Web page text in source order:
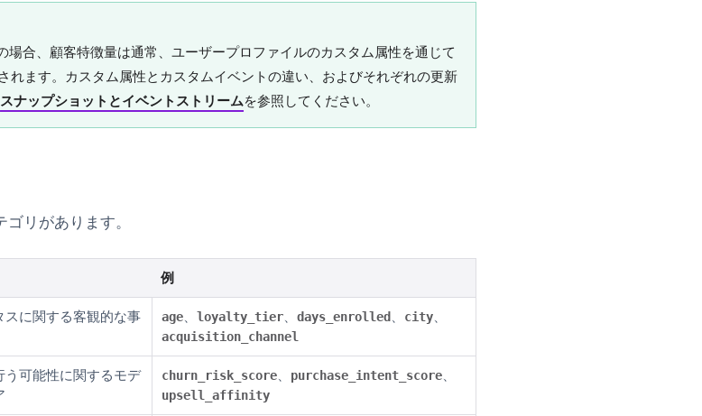
場合、顧客特徴量は通常、ユーザープロファイルのカスタム属性を通じて
ます。カスタム属性とカスタムイベントの違い、およびそれぞれの更新
スナップショットとイベントストリームを参照してください。
リがあります。
例
スに関する客観的な事
age、 loyalty_tier、 days_enrolled 、 city、
acquisition_channel
う可能性に関するモデ
churn_risk_score、 purchase_intent_score、
upsell_affinity